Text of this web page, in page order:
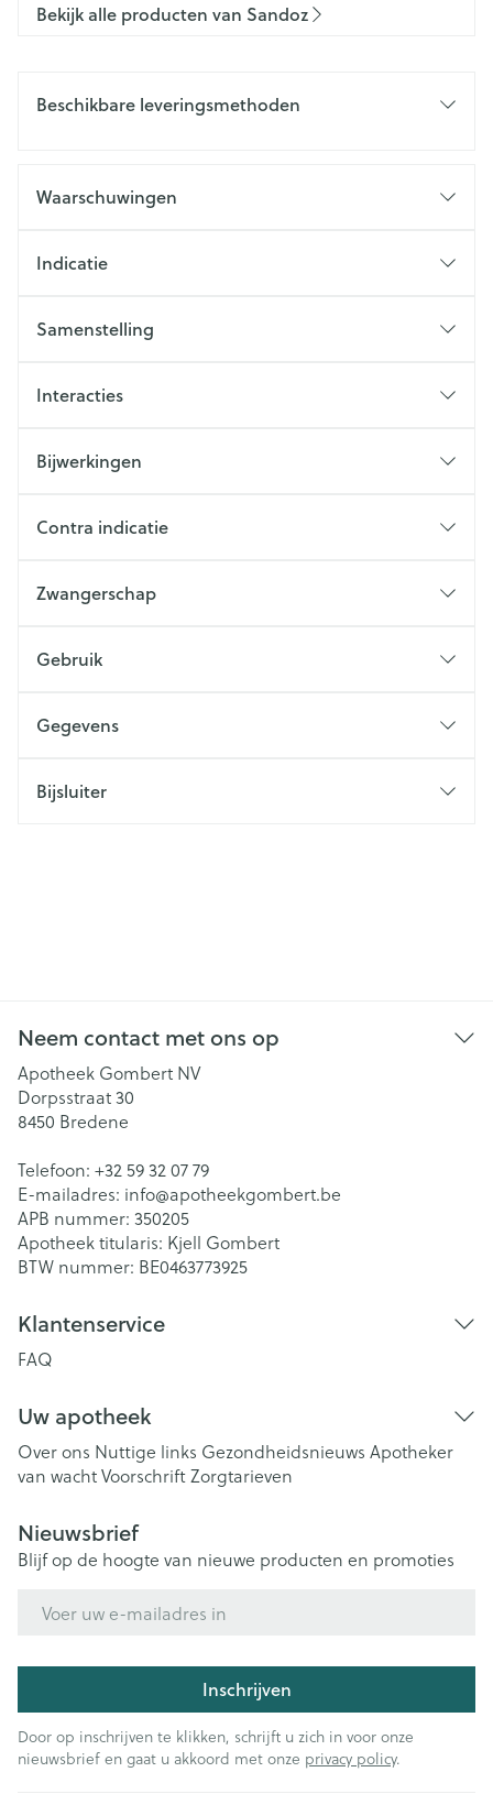
Bekijk alle producten van Sandoz
Beschikbare leveringsmethoden
Waarschuwingen
Indicatie
Samenstelling
Interacties
Bijwerkingen
Contra indicatie
Zwangerschap
Gebruik
Gegevens
Bijsluiter
Neem contact met ons op
Apotheek Gombert NV
Dorpsstraat 30
8450 Bredene
Telefoon: +32 59 32 07 79
E-mailadres: info@apotheekgombert.be
APB nummer: 350205
Apotheek titularis: Kjell Gombert
BTW nummer: BE0463773925
Klantenservice
FAQ
Uw apotheek
Over ons Nuttige links Gezondheidsnieuws Apotheker
van wachtVoorschriftZorgtarieven
Nieuwsbrief
Blijf op de hoogte van nieuwe producten en promoties
Inschrijven
Door op inschrijven te klikken, schrijft u zich in voor onze
nieuwsbrief en gaat u akkoord met onze privacy policy.